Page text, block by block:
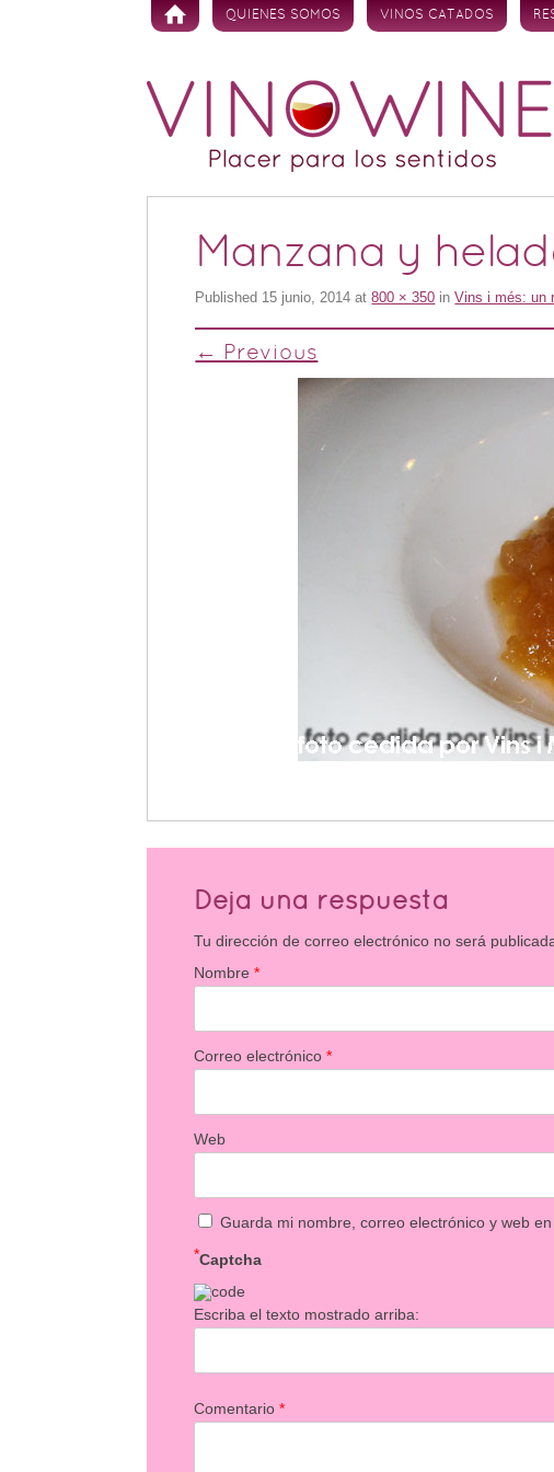
Skip to content
QUIENES SOMOS VINOS CATADOS
Manzana y
Published 15 junio, 2014 at800 × 350 inVins i més: un
← Previous
Deja una respuesta
Tu dirección de correo electrónico no será
Nombre*
Correo electrónico*
Web
Guarda mi nombre, correo electrónico y web
Captcha
*
Escriba el texto mostrado arriba:
Comentario*